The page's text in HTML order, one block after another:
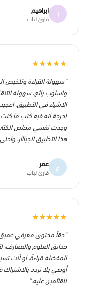
ا ابراهيم
قارئ لباب
★
★
★
★
★
“سهولة القراءة وتلخيص
واسلوب رائع، سهولة
الاشياء في التطبيق.
لدرجة انه فيه كتب ما
وجدت نفسي مخلص الكتاب.
هذا التطبيق الجبااار.
ع عمر
قارئ لباب
★
★
★
★
★
“حقاً محتوى معرفي عميق
حدائق العلوم
المفضلة قراءةً، أو أنت
أوصي بلا تردد
للقائمين عليه.”